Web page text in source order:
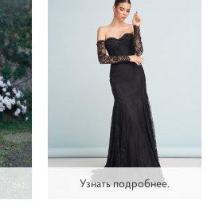
Узнать подробнее.